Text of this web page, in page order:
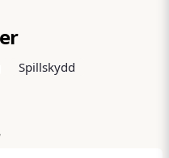
då har du tappat
Spillskydd